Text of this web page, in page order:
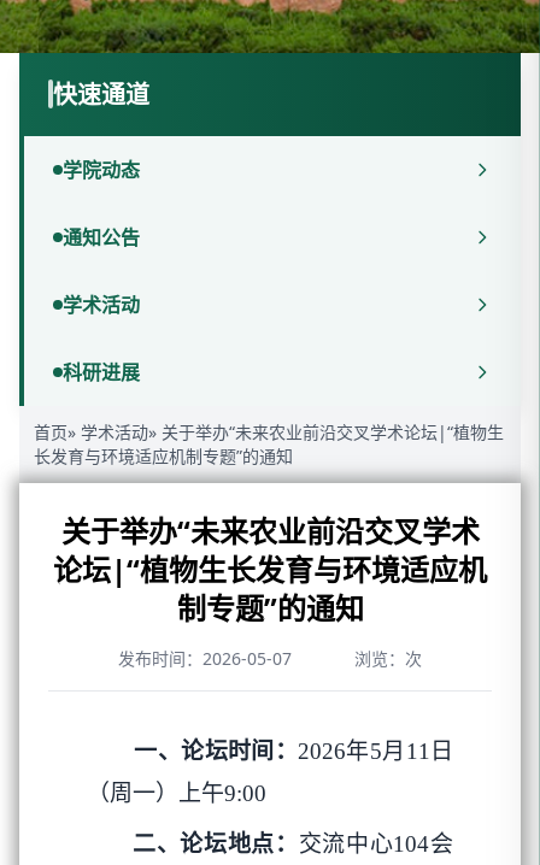
快速通道
学院动态
通知公告
学术活动
科研进展
首页» 学术活动» 关于举办“未来农业前沿交叉学术论坛|“植物生
长发育与环境适应机制专题”的通知
关于举办“未来农业前沿交叉学术
论坛|“植物生长发育与环境适应机
制专题”的通知
发布时间：2026-05-07 浏览： 次
一、论坛时间：2026年5月 11 日
（周一）上午9:00
二、论坛地点： 交流中心104会